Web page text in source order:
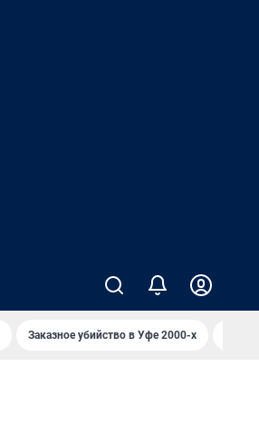
Заказное убийство в Уфе 2000-х